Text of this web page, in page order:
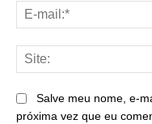
Salve meu nome, e-
próxima vez que eu